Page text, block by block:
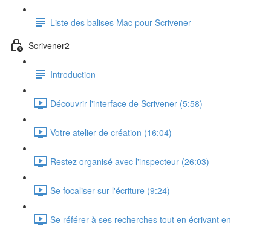
Liste des balises Mac pour Scrivener
Scrivener2
Introduction
Découvrir l'interface de Scrivener (5:58)
Votre atelier de création (16:04)
Restez organisé avec l'inspecteur (26:03)
Se focaliser sur l'écriture (9:24)
Se référer à ses recherches tout en écrivant en